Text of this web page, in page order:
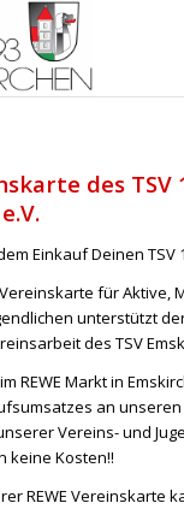
des TSV
Einkauf Deinen TSV
für Aktive,
unterstützt
des TSV
REWE Markt in
an
Vereins- und
keine Kosten!!
REWE Vereinskarte